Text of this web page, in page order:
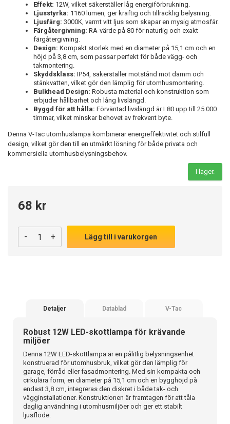
Effekt: 12W, vilket säkerställer låg energiförbrukning.
Ljusstyrka: 1160 lumen, ger kraftig och tillräcklig belysning.
Ljusfärg: 3000K, varmt vitt ljus som skapar en mysig atmosfär.
Färgåtergivning: RA-värde på 80 för naturlig och exakt
färgåtergivning.
Design: Kompakt storlek med en diameter på 15,1 cm och en
höjd på 3,8 cm, som passar perfekt för både vägg- och
takmontering.
Skyddsklass: IP54, säkerställer motstånd mot damm och
stänkvatten, vilket gör den lämplig för utomhusmontering.
Bulkhead Design: Robusta material och konstruktion som
erbjuder hållbarhet och lång livslängd.
Byggd för att hålla: Förväntad livslängd är L80 upp till 25.000
timmar, vilket minskar behovet av frekvent byte.
Denna V-Tac utomhuslampa kombinerar energieffektivitet och stilfull
design, vilket gör den till en utmärkt lösning för både privata och
kommersiella utomhusbelysningsbehov.
I lager.
68 kr
- + Lägg till i varukorgen
Detaljer Datablad V-Tac
Robust 12W LED-skottlampa för krävande
miljöer
Denna 12W LED-skottlampa är en pålitlig belysningsenhet
konstruerad för utomhusbruk, vilket gör den lämplig för
garage, förråd eller fasadmontering. Med sin kompakta och
cirkulära form, en diameter på 15,1 cm och en bygghöjd på
endast 3,8 cm, integreras den diskret i både tak- och
vägginstallationer. Konstruktionen är framtagen för att tåla
daglig användning i utomhusmiljöer och ger ett stabilt
ljusflöde.